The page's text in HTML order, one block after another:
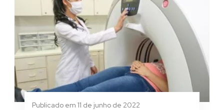
Publicado em 11 de junho de 2022